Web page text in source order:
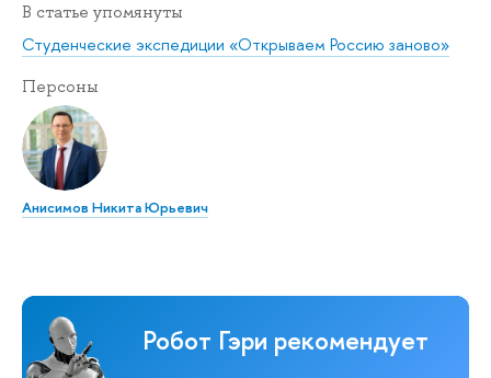
В статье упомянуты
Студенческие экспедиции «Открываем Россию заново»
Персоны
Анисимов Никита Юрьевич
Робот Гэри рекомендует